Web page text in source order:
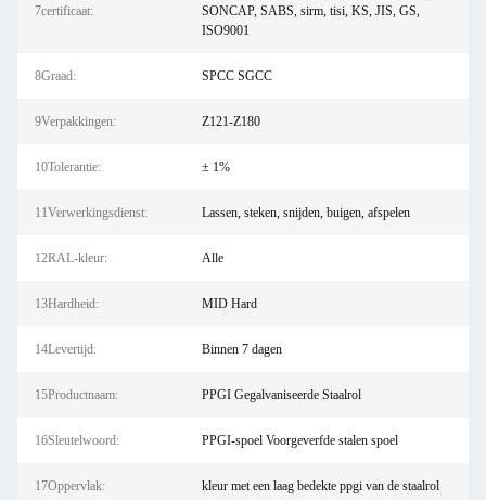
7certificaat:
SONCAP, SABS, sirm, tisi, KS, JIS, GS,
ISO9001
8Graad: SPCC SGCC
9Verpakkingen: Z121-Z180
10Tolerantie: ± 1%
11Verwerkingsdienst: Lassen, steken, snijden, buigen, afspelen
12RAL-kleur: Alle
13Hardheid: MID Hard
14Levertijd: Binnen 7 dagen
15Productnaam: PPGI Gegalvaniseerde Staalrol
16Sleutelwoord: PPGI-spoel Voorgeverfde stalen spoel
17Oppervlak: kleur met een laag bedekte ppgi van de staalrol